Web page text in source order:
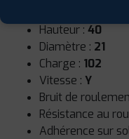
Hauteur : 40
Diamètre : 21
Charge : 102
Vitesse : Y
Bruit de
Résistance au
Adhérence sur